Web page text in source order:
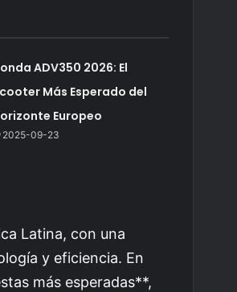
ADV350 2026: El
Más Esperado del
Europeo
2025-09-23
Latina, con una
y eficiencia. En
más esperadas**,